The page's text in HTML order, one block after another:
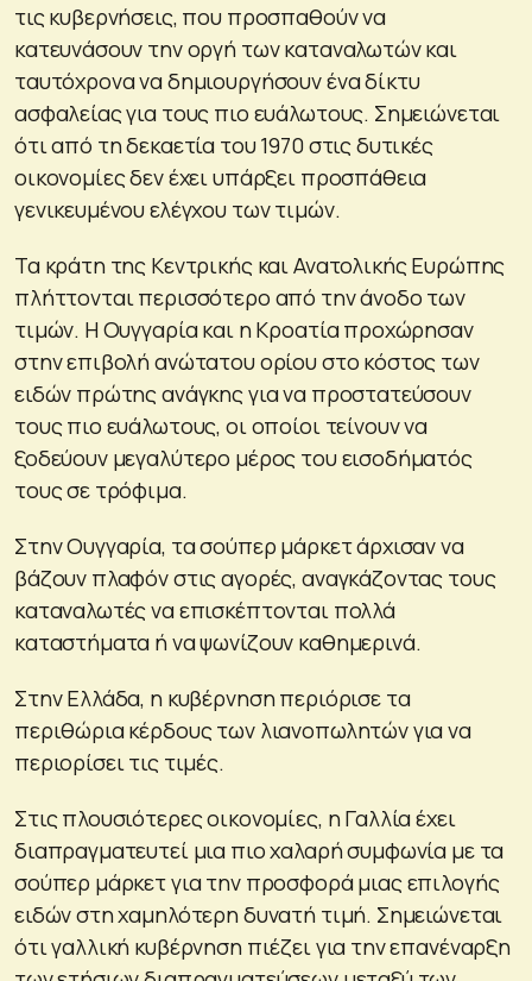
τις κυβερνήσεις, που προσπαθούν να
κατευνάσουν την οργή των καταναλωτών και
ταυτόχρονα να δημιουργήσουν ένα δίκτυ
ασφαλείας για τους πιο ευάλωτους. Σημειώνεται
ότι από τη δεκαετία του 1970 στις δυτικές
οικονομίες δεν έχει υπάρξει προσπάθεια
γενικευμένου ελέγχου των τιμών.
Τα κράτη της Κεντρικής και Ανατολικής Ευρώπης
πλήττονται περισσότερο από την άνοδο των
τιμών. Η Ουγγαρία και η Κροατία προχώρησαν
στην επιβολή ανώτατου ορίου στο κόστος των
ειδών πρώτης ανάγκης για να προστατεύσουν
τους πιο ευάλωτους, οι οποίοι τείνουν να
ξοδεύουν μεγαλύτερο μέρος του εισοδήματός
τους σε τρόφιμα.
Στην Ουγγαρία, τα σούπερ μάρκετ άρχισαν να
βάζουν πλαφόν στις αγορές, αναγκάζοντας τους
καταναλωτές να επισκέπτονται πολλά
καταστήματα ή να ψωνίζουν καθημερινά.
Στην Ελλάδα, η κυβέρνηση περιόρισε τα
περιθώρια κέρδους των λιανοπωλητών για να
περιορίσει τις τιμές.
Στις πλουσιότερες οικονομίες, η Γαλλία έχει
διαπραγματευτεί μια πιο χαλαρή συμφωνία με τα
σούπερ μάρκετ για την προσφορά μιας επιλογής
ειδών στη χαμηλότερη δυνατή τιμή. Σημειώνεται
ότι γαλλική κυβέρνηση πιέζει για την επανέναρξη